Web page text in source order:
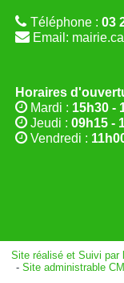
Téléphone : 03
Email:
Horaires
Mardi : 15h30 -
Jeudi : 09h15 -
Vendredi :
Site réalisé et Suivi par
- Site administrable